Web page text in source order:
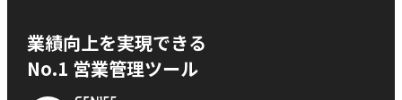
業績向上を実現できる
No.1 営業管理ツール